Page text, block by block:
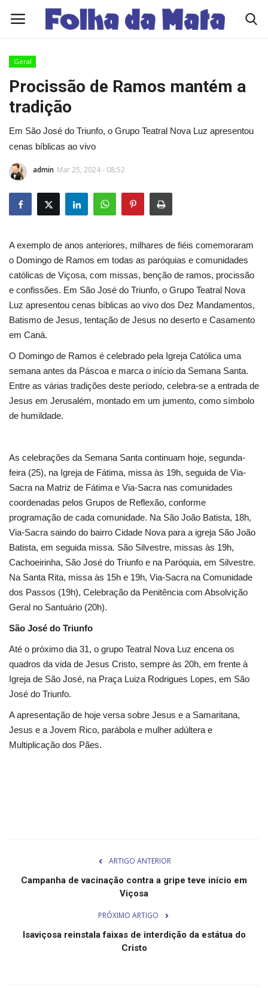
Quem Somos
Como Anunciar
Contato
Eleições 2026
Edições Diárias - NOTÍCIAS DO DIA
Viçosa
Cultura
UFV
Oportunidade
Sua Cidade
Tempo
Política
Trânsito
Segurança Pública
Economia
Esporte
Solidariedade
Meio Ambiente
Justiça
Obituário
Geral
Procissão de Ramos mantém a
tradição
Em São José do Triunfo, o Grupo Teatral Nova Luz apresentou
cenas bíblicas ao vivo
admin Mar 25, 2024 - 08:52
A exemplo de anos anteriores, milhares de fiéis comemoraram
o Domingo de Ramos em todas as paróquias e comunidades
católicas de Viçosa, com missas, benção de ramos, procissão
e confissões. Em São José do Triunfo, o Grupo Teatral Nova
Luz apresentou cenas bíblicas ao vivo dos Dez Mandamentos,
Batismo de Jesus, tentação de Jesus no deserto e Casamento
em Caná.
O Domingo de Ramos é celebrado pela Igreja Católica uma
semana antes da Páscoa e marca o início da Semana Santa.
Entre as várias tradições deste período, celebra-se a entrada de
Jesus em Jerusalém, montado em um jumento, como símbolo
de humildade.
As celebrações da Semana Santa continuam hoje, segunda-
feira (25), na Igreja de Fátima, missa às 19h, seguida de Via-
Sacra na Matriz de Fátima e Via-Sacra nas comunidades
coordenadas pelos Grupos de Reflexão, conforme
programação de cada comunidade. Na São João Batista, 18h,
Via-Sacra saindo do bairro Cidade Nova para a igreja São João
Batista, em seguida missa. São Silvestre, missas às 19h,
Cachoeirinha, São José do Triunfo e na Paróquia, em Silvestre.
Na Santa Rita, missa às 15h e 19h, Via-Sacra na Comunidade
dos Passos (19h), Celebração da Penitência com Absolvição
Geral no Santuário (20h).
São José do Triunfo
Até o próximo dia 31, o grupo Teatral Nova Luz encena os
quadros da vida de Jesus Cristo, sempre às 20h, em frente à
Igreja de São José, na Praça Luiza Rodrigues Lopes, em São
José do Triunfo.
A apresentação de hoje versa sobre Jesus e a Samaritana,
Jesus e a Jovem Rico, parábola e mulher adúltera e
Multiplicação dos Pães.
ARTIGO ANTERIOR
Campanha de vacinação contra a gripe teve início em
Viçosa
PRÓXIMO ARTIGO
Isaviçosa reinstala faixas de interdição da estátua do
Cristo